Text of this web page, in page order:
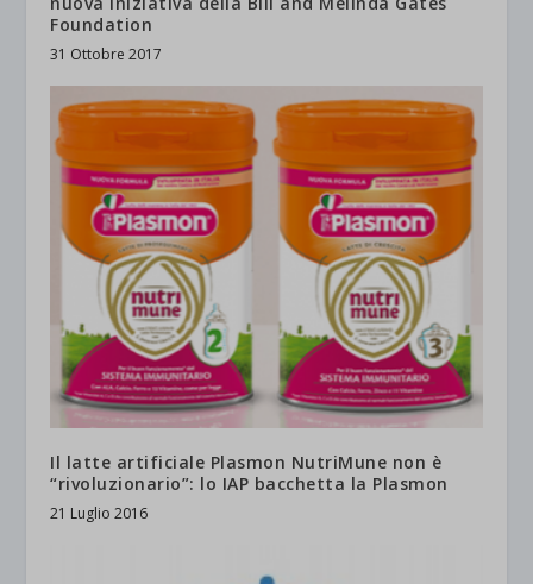
Foundation
31 Ottobre 2017
Il latte artificiale Plasmon NutriMune non è
“rivoluzionario”: lo IAP bacchetta la Plasmon
21 Luglio 2016